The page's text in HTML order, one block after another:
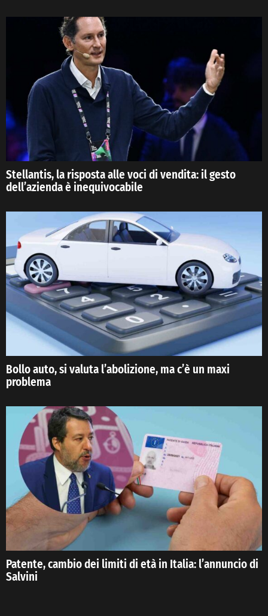
Stellantis, la risposta alle voci di vendita: il gesto
dell’azienda è inequivocabile
Bollo auto, si valuta l’abolizione, ma c’è un maxi
problema
Patente, cambio dei limiti di età in Italia: l’annuncio di
Salvini